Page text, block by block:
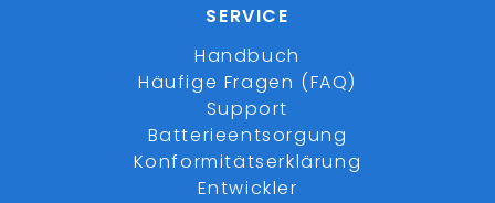
SERVICE
Handbuch
Häufige Fragen (FAQ)
Support
Batterieentsorgung
Konformitätserklärung
Entwickler